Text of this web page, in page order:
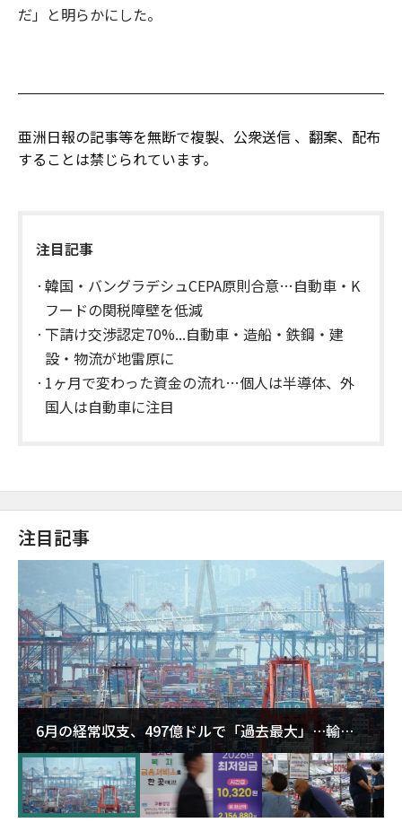
だ」と明らかにした。
亜洲日報の記事等を無断で複製、公衆送信 、翻案、配布
することは禁じられています。
注目記事
韓国・バングラデシュCEPA原則合意…自動車・K
フードの関税障壁を低減
下請け交渉認定70%...自動車・造船・鉄鋼・建
設・物流が地雷原に
1ヶ月で変わった資金の流れ…個人は半導体、外
国人は自動車に注目
注目記事
6月の経常収支、497億ドルで「過去最大」…輸出
が初の1000億ドル突破